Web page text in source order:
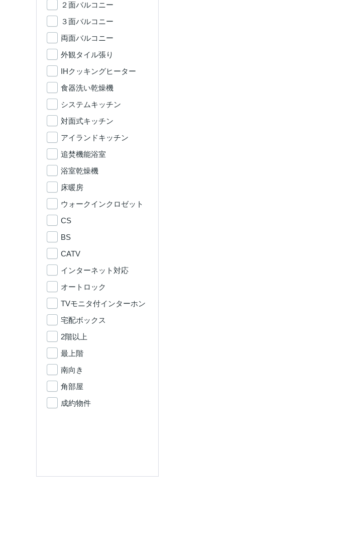
２面バルコニー
３面バルコニー
両面バルコニー
外観タイル張り
IHクッキングヒーター
食器洗い乾燥機
システムキッチン
対面式キッチン
アイランドキッチン
追焚機能浴室
浴室乾燥機
床暖房
ウォークインクロゼット
CS
BS
CATV
インターネット対応
オートロック
TVモニタ付インターホン
宅配ボックス
2階以上
最上階
南向き
角部屋
成約物件